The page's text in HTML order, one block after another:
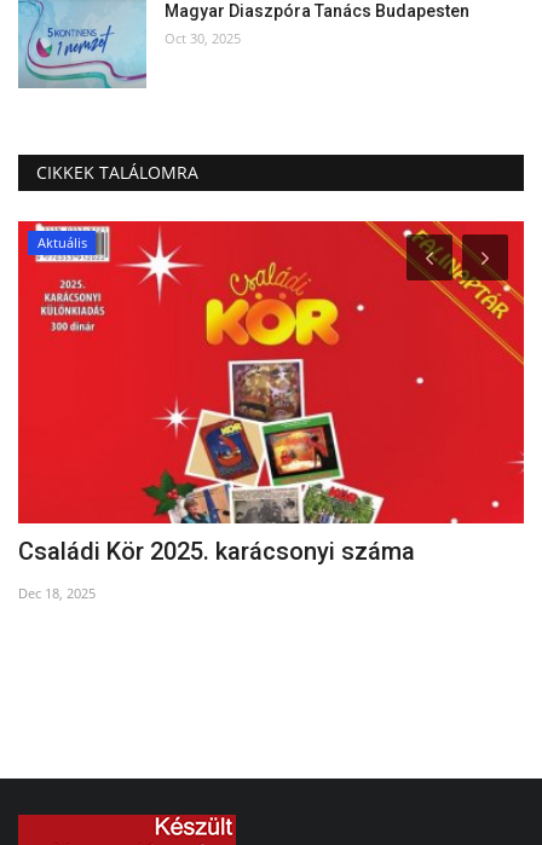
Magyar Diaszpóra Tanács Budapesten
Oct 30, 2025
CIKKEK TALÁLOMRA
Aktuális
Családi Kör 2025. karácsonyi száma
Dec 18, 2025